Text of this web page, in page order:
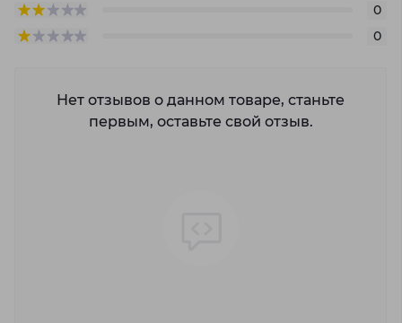
0
0
Нет отзывов о данном товаре, станьте
первым, оставьте свой отзыв.